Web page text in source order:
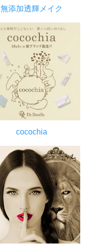
無添加透輝メイク
cocochia